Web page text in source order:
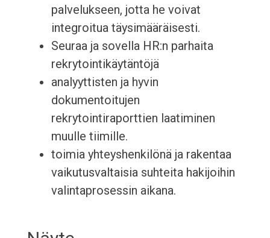
palvelukseen, jotta he voivat
integroitua täysimääräisesti.
Seuraa ja sovella HR:n parhaita
rekrytointikäytäntöjä
analyyttisten ja hyvin
dokumentoitujen
rekrytointiraporttien laatiminen
muulle tiimille.
toimia yhteyshenkilönä ja rakentaa
vaikutusvaltaisia suhteita hakijoihin
valintaprosessin aikana.